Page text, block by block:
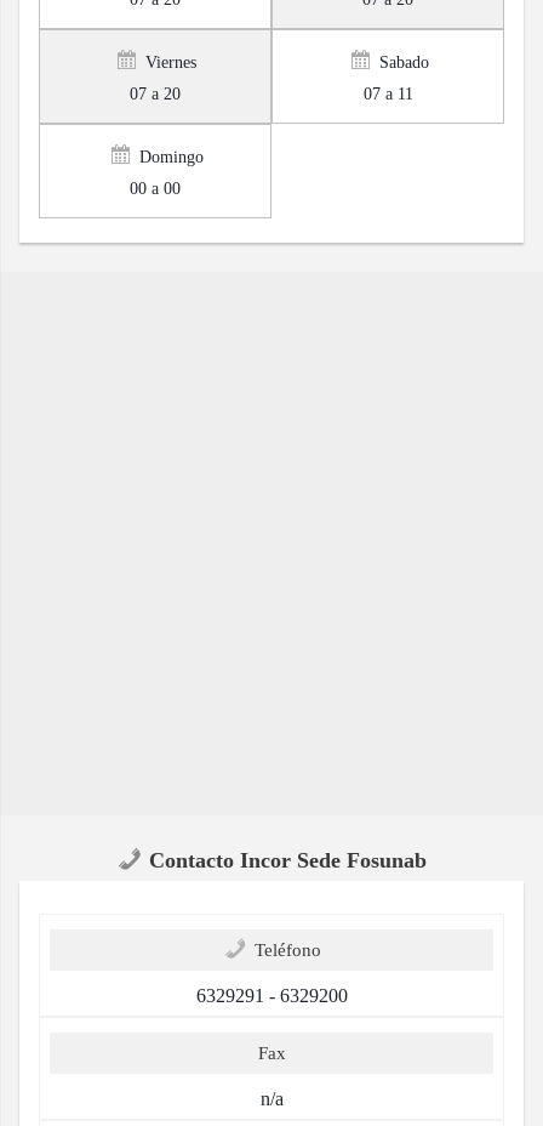
Viernes
07 a 20
Sabado
07 a 11
Domingo
00 a 00
Contacto Incor Sede Fosunab
Teléfono
6329291 - 6329200
Fax
n/a